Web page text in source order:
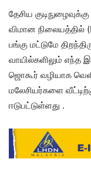
தேசிய
விமான நிலையத்தில்
பங்கு மட்டுமே
வாயில்களிலும் எந்த
ஜொகூர் வழியாக
மலேசியர்களை
ஈடுபட்டுள்ளது .